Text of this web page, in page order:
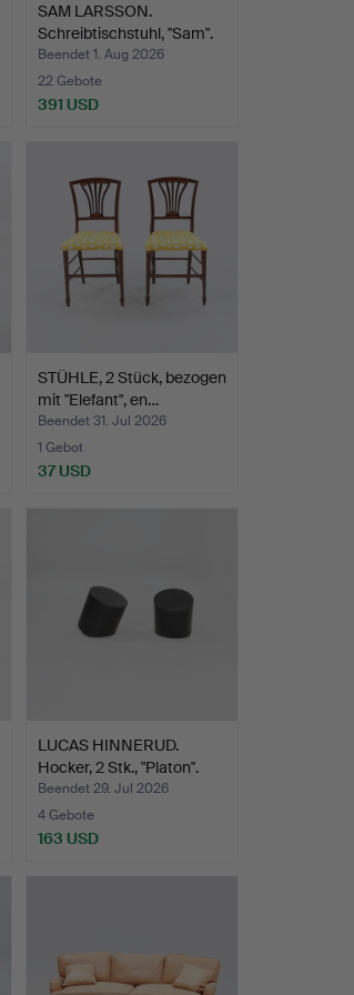
SAM LARSSON.
Schreibtischstuhl, "Sam".
Beendet 1. Aug 2026
22 Gebote
391 USD
STÜHLE, 2 Stück, bezogen
mit "Elefant", en…
Beendet 31. Jul 2026
1 Gebot
37 USD
LUCAS HINNERUD.
Hocker, 2 Stk., "Platon".
Beendet 29. Jul 2026
4 Gebote
163 USD